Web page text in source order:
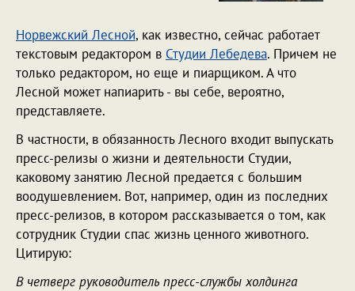
Норвежский Лесной, как известно, сейчас работает
текстовым редактором в Студии Лебедева. Причем не
только редактором, но еще и пиарщиком. А что
Лесной может напиарить - вы себе, вероятно,
представляете.
В частности, в обязанность Лесного входит выпускать
пресс-релизы о жизни и деятельности Студии,
каковому занятию Лесной предается с большим
воодушевлением. Вот, например, один из последних
пресс-релизов, в котором рассказывается о том, как
сотрудник Студии спас жизнь ценного животного.
Цитирую:
В четверг руководитель пресс-службы холдинга